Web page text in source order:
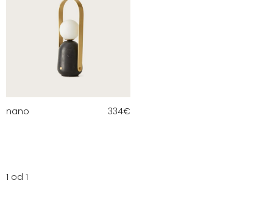
nano 334€
1 od 1